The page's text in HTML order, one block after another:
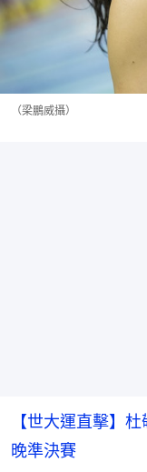
（梁鵬威攝）
【世大運直擊】
晚準決賽